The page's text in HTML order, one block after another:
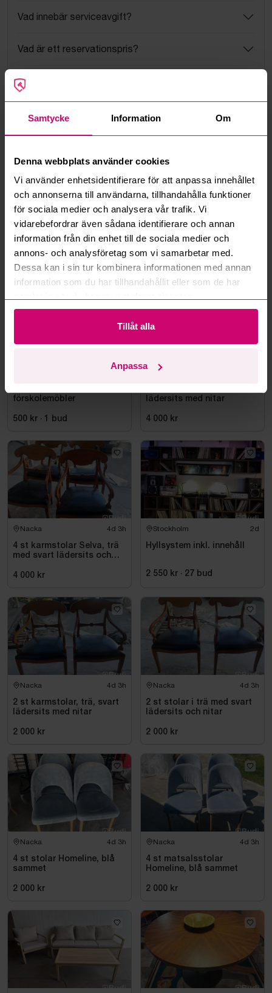
Samtycke Information Om
Denna webbplats använder cookies
Vi använder enhetsidentifierare för att anpassa innehållet
och annonserna till användarna, tillhandahålla funktioner
för sociala medier och analysera vår trafik. Vi
vidarebefordrar även sådana identifierare och annan
information från din enhet till de sociala medier och
annons- och analysföretag som vi samarbetar med.
Dessa kan i sin tur kombinera informationen med annan
information som du har tillhandahållit eller som de har
Tillåt alla
Anpassa
Vad innebär serviceavgift?
Vad är ett reservationspris?
Hur fungerar maxbud?
Hur fungerar budmotorn?
Kan ni frakta mina vunna objekt?
Läs fler frågor och svar
Mer från samma kategori
4d 3h
förskolemöbler
500 kr · 1 bud
Nacka
lädersits med nitar
4 000 kr
Nacka 4d 3h
4 st karmstolar Selva, trä
med svart lädersits och
4 000 kr
Stockholm 2d
Hyllsystem inkl. innehåll
2 550 kr · 27 bud
Nacka 4d 3h
2 st karmstolar, trä, svart
lädersits med nitar
2 000 kr
Nacka 4d 3h
2 st stolar i trä med svart
lädersits och nitar
2 000 kr
Nacka 4d 3h
4 st stolar Homeline, blå
sammet
2 000 kr
Nacka 4d 3h
4 st matsalsstolar
Homeline, blå sammet
2 000 kr